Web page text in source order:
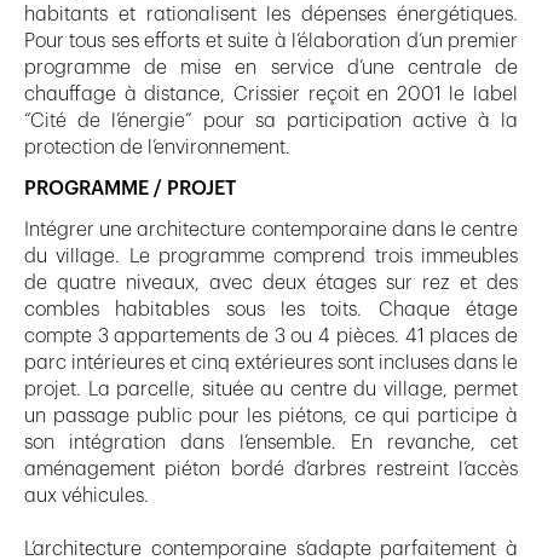
habitants et rationalisent les dépenses énergétiques.
Pour tous ses efforts et suite à l’élaboration d’un premier
programme de mise en service d’une centrale de
chauffage à distance, Crissier reçoit en 2001 le label
“Cité de l’énergie” pour sa participation active à la
protection de l’environnement.
PROGRAMME / PROJET
Intégrer une architecture contemporaine dans le centre
du village. Le programme comprend trois immeubles
de quatre niveaux, avec deux étages sur rez et des
combles habitables sous les toits. Chaque étage
compte 3 appartements de 3 ou 4 pièces. 41 places de
parc intérieures et cinq extérieures sont incluses dans le
projet. La parcelle, située au centre du village, permet
un passage public pour les piétons, ce qui participe à
son intégration dans l’ensemble. En revanche, cet
aménagement piéton bordé d’arbres restreint l’accès
aux véhicules.
L’architecture contemporaine s’adapte parfaitement à